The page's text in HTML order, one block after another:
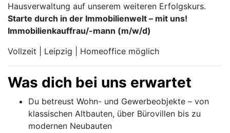
Hausverwaltung auf unserem weiteren Erfolgskurs.
Starte durch in der Immobilienwelt – mit uns!
Immobilienkauffrau/-mann (m/w/d)
Vollzeit | Leipzig | Homeoffice möglich
Was dich bei uns erwartet
Du betreust Wohn- und Gewerbeobjekte – von
klassischen Altbauten, über Bürovillen bis zu
modernen Neubauten